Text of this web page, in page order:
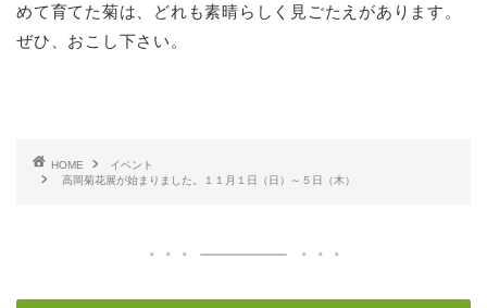
めて育てた菊は、どれも素晴らしく見ごたえがあります。
ぜひ、おこし下さい。
HOME
イベント
高岡菊花展が始まりました。１１月１日（日）～５日（木）